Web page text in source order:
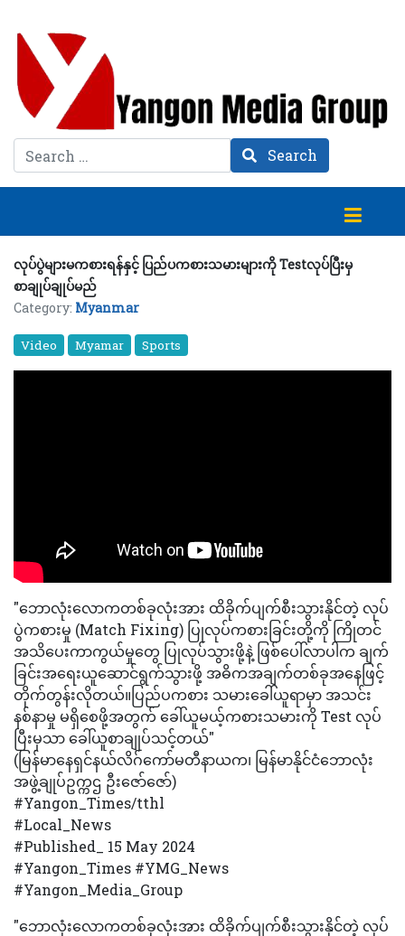
Search Search
လုပ်ပွဲများမကစားရန်နှင့် ပြည်ပကစားသမားများကို Testလုပ်ပြီးမှ
စာချုပ်ချုပ်မည်
Category: Myanmar
Video Myamar Sports
"ဘောလုံးလောကတစ်ခုလုံးအား ထိခိုက်ပျက်စီးသွားနိုင်တဲ့ လုပ်
ပွဲကစားမှု (Match Fixing) ပြုလုပ်ကစားခြင်းတို့ကို ကြိုတင်
အသိပေးကာကွယ်မှု‌တွေ ပြုလုပ်သွားဖို့နဲ့ ဖြစ်ပေါ်လာပါက ချက်
ခြင်းအရေးယူဆောင်ရွက်သွားဖို့ အဓိကအချက်တစ်ခုအနေဖြင့်
တိုက်တွန်းလိုတယ်။ပြည်ပကစား သမားခေါ်ယူရာမှာ အသင်း
နစ်နာမှု မရှိစေဖို့အတွက် ခေါ်ယူမယ့်ကစားသမားကို Test လုပ်
ပြီးမှသာ ခေါ်ယူစာချုပ်သင့်တယ်"
(မြန်မာနေရှင်နယ်လိဂ်ကော်မတီနာယက၊ မြန်မာနိုင်ငံဘောလုံး
အဖွဲ့ချုပ်ဥက္ကဌ ဦးဇော်ဇော်)
#Yangon_Times/tthl
#Local_News
#Published_ 15 May 2024
#Yangon_Times #YMG_News
#Yangon_Media_Group
"ဘောလုံးလောကတစ်ခုလုံးအား ထိခိုက်ပျက်စီးသွားနိုင်တဲ့ လုပ်